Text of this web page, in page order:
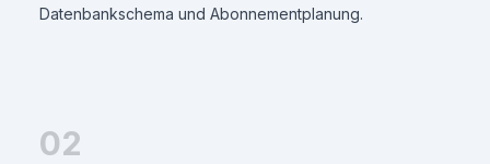
Datenbankschema und Abonnementplanung.
02